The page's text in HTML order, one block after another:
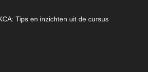
Tips en inzichten uit de cursus